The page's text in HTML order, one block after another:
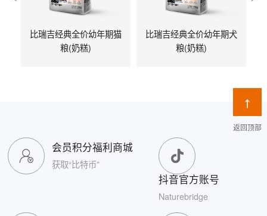
比瑞吉经典全价幼年期猫
粮(奶糕)
比瑞吉经典全价幼年期犬
粮(奶糕)
会员积分福利商城
获取“比特币”
抖音官方账号
Naturebridge
返回顶部